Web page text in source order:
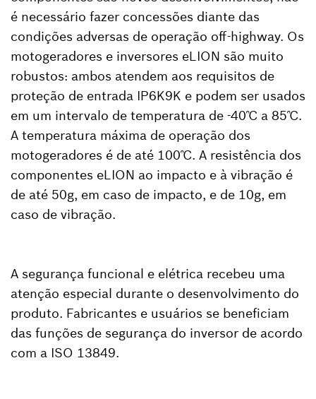
é necessário fazer concessões diante das
condições adversas de operação off-highway. Os
motogeradores e inversores eLION são muito
robustos: ambos atendem aos requisitos de
proteção de entrada IP6K9K e podem ser usados
em um intervalo de temperatura de -40℃ a 85℃.
A temperatura máxima de operação dos
motogeradores é de até 100℃. A resistência dos
componentes eLION ao impacto e à vibração é
de até 50g, em caso de impacto, e de 10g, em
caso de vibração.
A segurança funcional e elétrica recebeu uma
atenção especial durante o desenvolvimento do
produto. Fabricantes e usuários se beneficiam
das funções de segurança do inversor de acordo
com a ISO 13849.